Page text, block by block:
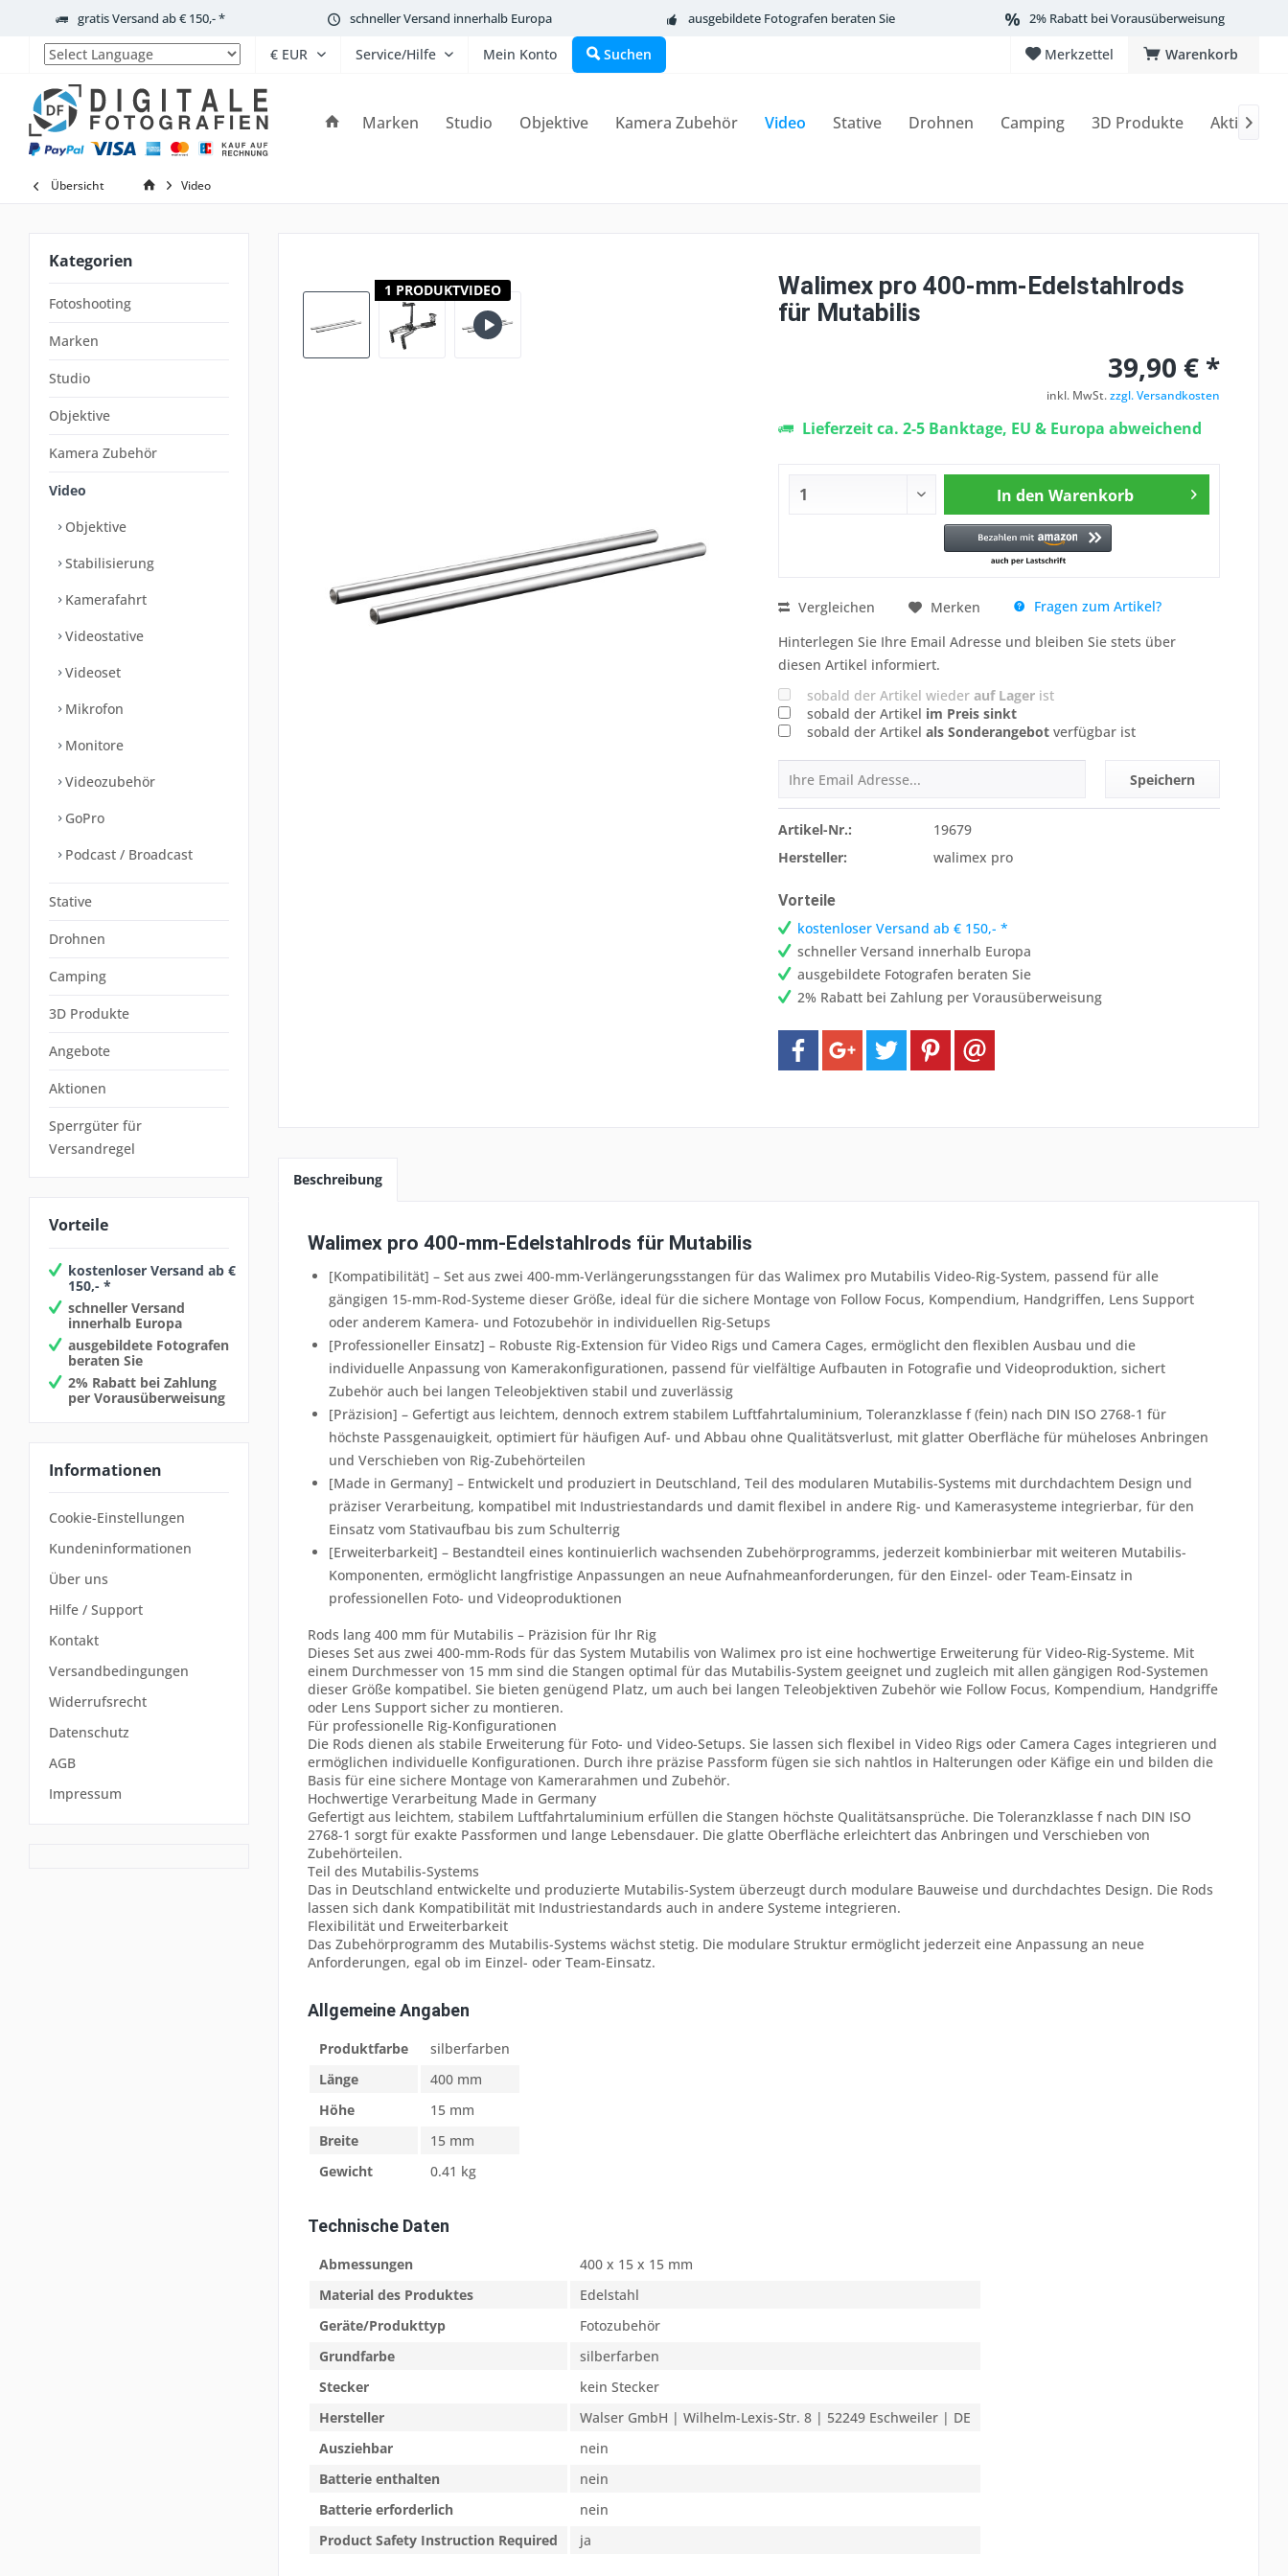
gratis Versand ab € 150,- * schneller Versand innerhalb Europa ausgebildete Fotografen beraten Sie 2% Rabatt bei Vorausüberweisung
Powered by
Warenkorb
Merkzettel
Service/Hilfe Mein Konto Suchen
Marken Studio Objektive Kamera Zubehör Video Stative Drohnen Camping 3D Produkte Aktionen

Übersicht Video
Kategorien
Fotoshooting
Marken
Studio
Objektive
Kamera Zubehör
Video
Objektive
Stabilisierung
Kamerafahrt
Videostative
Videoset
Mikrofon
Monitore
Videozubehör
GoPro
Podcast / Broadcast
Stative
Drohnen
Camping
3D Produkte
Angebote
Aktionen
Sperrgüter für
Versandregel
Vorteile
kostenloser Versand ab €
150,- *
schneller Versand
innerhalb Europa
ausgebildete Fotografen
beraten Sie
2% Rabatt bei Zahlung
per Vorausüberweisung
Informationen
Cookie-Einstellungen
Kundeninformationen
Über uns
Hilfe / Support
Kontakt
Versandbedingungen
Widerrufsrecht
Datenschutz
AGB
Impressum
1 PRODUKTVIDEO
Walimex pro 400-mm-Edelstahlrods
für Mutabilis
39,90 € *
inkl. MwSt.zzgl. Versandkosten
Lieferzeit ca. 2-5 Banktage, EU & Europa abweichend
In den Warenkorb
Vergleichen Merken
Fragen zum Artikel?
Hinterlegen Sie Ihre Email Adresse und bleiben Sie stets über
diesen Artikel informiert.
sobald der Artikel wieder auf Lagerist
sobald der Artikel im Preis sinkt
sobald der Artikel als Sonderangebotverfügbar ist
Speichern
Artikel-Nr.:
19679
Hersteller:
walimex pro
Vorteile
kostenloser Versand ab € 150,- *
schneller Versand innerhalb Europa
ausgebildete Fotografen beraten Sie
2% Rabatt bei Zahlung per Vorausüberweisung
Beschreibung
Walimex pro 400-mm-Edelstahlrods für Mutabilis
[Kompatibilität] – Set aus zwei 400-mm-Verlängerungsstangen für das Walimex pro Mutabilis Video-Rig-System, passend für alle
gängigen 15-mm-Rod-Systeme dieser Größe, ideal für die sichere Montage von Follow Focus, Kompendium, Handgriffen, Lens Support
oder anderem Kamera- und Fotozubehör in individuellen Rig-Setups
[Professioneller Einsatz] – Robuste Rig-Extension für Video Rigs und Camera Cages, ermöglicht den flexiblen Ausbau und die
individuelle Anpassung von Kamerakonfigurationen, passend für vielfältige Aufbauten in Fotografie und Videoproduktion, sichert
Zubehör auch bei langen Teleobjektiven stabil und zuverlässig
[Präzision] – Gefertigt aus leichtem, dennoch extrem stabilem Luftfahrtaluminium, Toleranzklasse f (fein) nach DIN ISO 2768-1 für
höchste Passgenauigkeit, optimiert für häufigen Auf- und Abbau ohne Qualitätsverlust, mit glatter Oberfläche für müheloses Anbringen
und Verschieben von Rig-Zubehörteilen
[Made in Germany] – Entwickelt und produziert in Deutschland, Teil des modularen Mutabilis-Systems mit durchdachtem Design und
präziser Verarbeitung, kompatibel mit Industriestandards und damit flexibel in andere Rig- und Kamerasysteme integrierbar, für den
Einsatz vom Stativaufbau bis zum Schulterrig
[Erweiterbarkeit] – Bestandteil eines kontinuierlich wachsenden Zubehörprogramms, jederzeit kombinierbar mit weiteren Mutabilis-
Komponenten, ermöglicht langfristige Anpassungen an neue Aufnahmeanforderungen, für den Einzel- oder Team-Einsatz in
professionellen Foto- und Videoproduktionen
Rods lang 400 mm für Mutabilis – Präzision für Ihr Rig
Dieses Set aus zwei 400-mm-Rods für das System Mutabilis von Walimex pro ist eine hochwertige Erweiterung für Video-Rig-Systeme. Mit
einem Durchmesser von 15 mm sind die Stangen optimal für das Mutabilis-System geeignet und zugleich mit allen gängigen Rod-Systemen
dieser Größe kompatibel. Sie bieten genügend Platz, um auch bei langen Teleobjektiven Zubehör wie Follow Focus, Kompendium, Handgriffe
oder Lens Support sicher zu montieren.
Für professionelle Rig-Konfigurationen
Die Rods dienen als stabile Erweiterung für Foto- und Video-Setups. Sie lassen sich flexibel in Video Rigs oder Camera Cages integrieren und
ermöglichen individuelle Konfigurationen. Durch ihre präzise Passform fügen sie sich nahtlos in Halterungen oder Käfige ein und bilden die
Basis für eine sichere Montage von Kamerarahmen und Zubehör.
Hochwertige Verarbeitung Made in Germany
Gefertigt aus leichtem, stabilem Luftfahrtaluminium erfüllen die Stangen höchste Qualitätsansprüche. Die Toleranzklasse f nach DIN ISO
2768-1 sorgt für exakte Passformen und lange Lebensdauer. Die glatte Oberfläche erleichtert das Anbringen und Verschieben von
Zubehörteilen.
Teil des Mutabilis-Systems
Das in Deutschland entwickelte und produzierte Mutabilis-System überzeugt durch modulare Bauweise und durchdachtes Design. Die Rods
lassen sich dank Kompatibilität mit Industriestandards auch in andere Systeme integrieren.
Flexibilität und Erweiterbarkeit
Das Zubehörprogramm des Mutabilis-Systems wächst stetig. Die modulare Struktur ermöglicht jederzeit eine Anpassung an neue
Anforderungen, egal ob im Einzel- oder Team-Einsatz.
Allgemeine Angaben
Produktfarbe
silberfarben
Länge
400 mm
Höhe
15 mm
Breite
15 mm
Gewicht
0.41 kg
Technische Daten
Abmessungen
400 x 15 x 15 mm
Material des Produktes
Edelstahl
Geräte/Produkttyp
Fotozubehör
Grundfarbe
silberfarben
Stecker
kein Stecker
Hersteller
Walser GmbH | Wilhelm-Lexis-Str. 8 | 52249 Eschweiler | DE
Ausziehbar
nein
Batterie enthalten
nein
Batterie erforderlich
nein
Product Safety Instruction Required
ja